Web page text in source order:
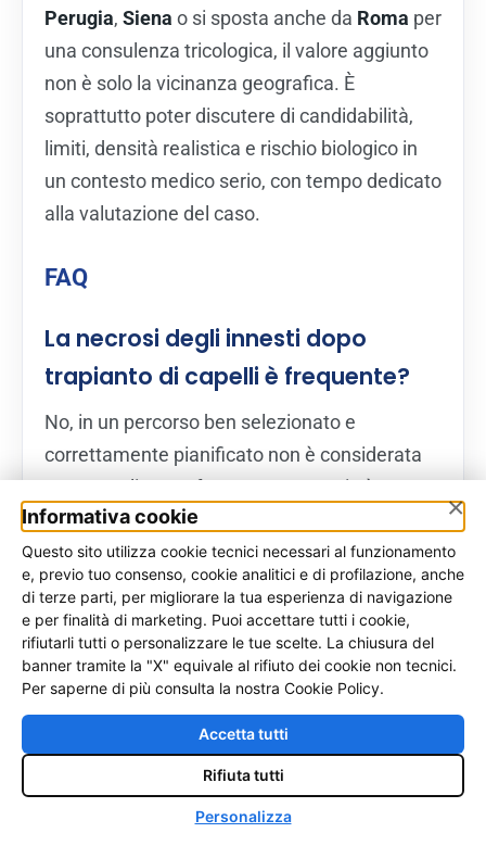
Perugia, Siena o si sposta anche da Roma per
una consulenza tricologica, il valore aggiunto
non è solo la vicinanza geografica. È
soprattutto poter discutere di candidabilità,
limiti, densità realistica e rischio biologico in
un contesto medico serio, con tempo dedicato
alla valutazione del caso.
FAQ
La necrosi degli innesti dopo
trapianto di capelli è frequente?
No, in un percorso ben selezionato e
correttamente pianificato non è considerata
una complicanza frequente. Tuttavia è un
rischio teorico da conoscere, soprattutto
quando esistono fattori che riducono la
vascolarizzazione del cuoio capelluto, quando
si concentrano troppi innesti in un’area piccola
o quando il paziente presenta condizioni locali
o sistemiche che interferiscono con la
guarigione.
Come si distingue una normale
crosta post-operatoria da un
×
Informativa cookie
Questo sito utilizza cookie tecnici necessari al funzionamento
e, previo tuo consenso, cookie analitici e di profilazione, anche
di terze parti, per migliorare la tua esperienza di navigazione
e per finalità di marketing. Puoi accettare tutti i cookie,
rifiutarli tutti o personalizzare le tue scelte. La chiusura del
banner tramite la "X" equivale al rifiuto dei cookie non tecnici.
Per saperne di più consulta la nostra Cookie Policy.
Accetta tutti
Rifiuta tutti
Personalizza ♿